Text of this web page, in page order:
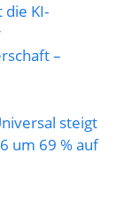
die KI-
–
steigt
um 69 % auf